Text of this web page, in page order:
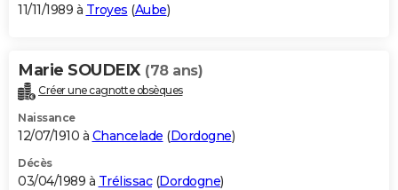
11/11/1989 à Troyes (Aube)
Marie SOUDEIX (78 ans)
Créer une cagnotte obsèques
Naissance
12/07/1910 à Chancelade (Dordogne)
Décès
03/04/1989 à Trélissac(Dordogne)